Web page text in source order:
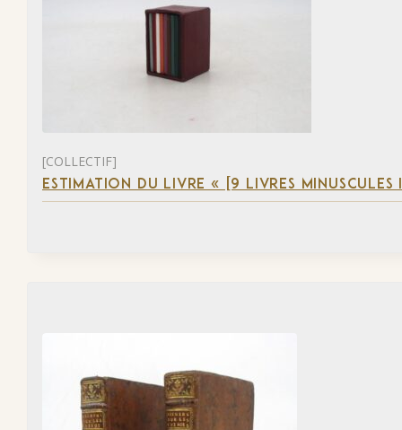
[COLLECTIF]
ESTIMATION DU LIVRE « [9 LIVRES MINUSCULES